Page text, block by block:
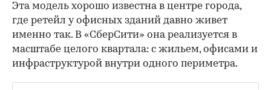
Эта модель хорошо известна в центре города,
где ретейл у офисных зданий давно живет
именно так. В «СберСити» она реализуется в
масштабе целого квартала: с жильем, офисами и
инфраструктурой внутри одного периметра.